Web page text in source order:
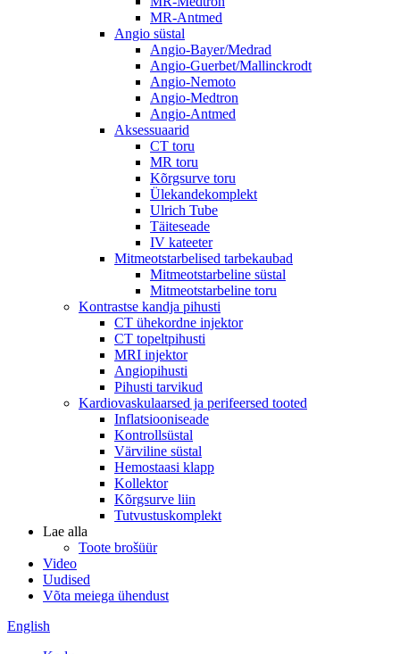
MR-Antmed
Angio süstal
Angio-Bayer/Medrad
Angio-Guerbet/Mallinckrodt
Angio-Nemoto
Angio-Medtron
Angio-Antmed
Aksessuaarid
CT toru
MR toru
Kõrgsurve toru
Ülekandekomplekt
Ulrich Tube
Täiteseade
IV kateeter
Mitmeotstarbelised tarbekaubad
Mitmeotstarbeline süstal
Mitmeotstarbeline toru
Kontrastse kandja pihusti
CT ühekordne injektor
CT topeltpihusti
MRI injektor
Angiopihusti
Pihusti tarvikud
Kardiovaskulaarsed ja perifeersed tooted
Inflatsiooniseade
Kontrollsüstal
Värviline süstal
Hemostaasi klapp
Kollektor
Kõrgsurve liin
Tutvustuskomplekt
Lae alla
Toote brošüür
Video
Uudised
Võta meiega ühendust
English